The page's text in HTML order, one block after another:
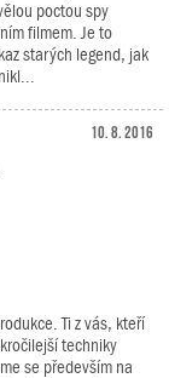
poctou spy
filmem. Je to
starých legend, jak
10. 8. 2016
Ti z vás, kteří
techniky
se především na